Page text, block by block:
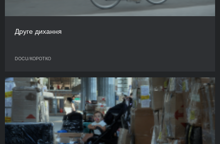
Друге дихання
DOCU/КОРОТКО